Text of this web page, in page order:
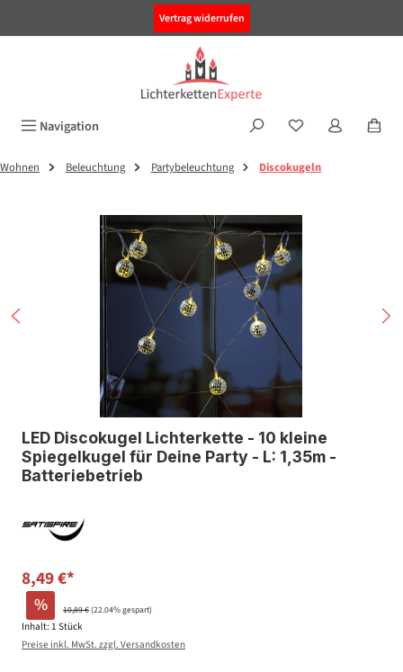
Vertrag widerrufen
Navigation
Wohnen Beleuchtung Partybeleuchtung Discokugeln
Bildergalerie überspringen
LED Discokugel Lichterkette - 10 kleine
Spiegelkugel für Deine Party - L: 1,35m -
Batteriebetrieb
8,49 €*
% 10,89 €(22.04% gespart)
Inhalt: 1 Stück
Preise inkl. MwSt. zzgl. Versandkosten